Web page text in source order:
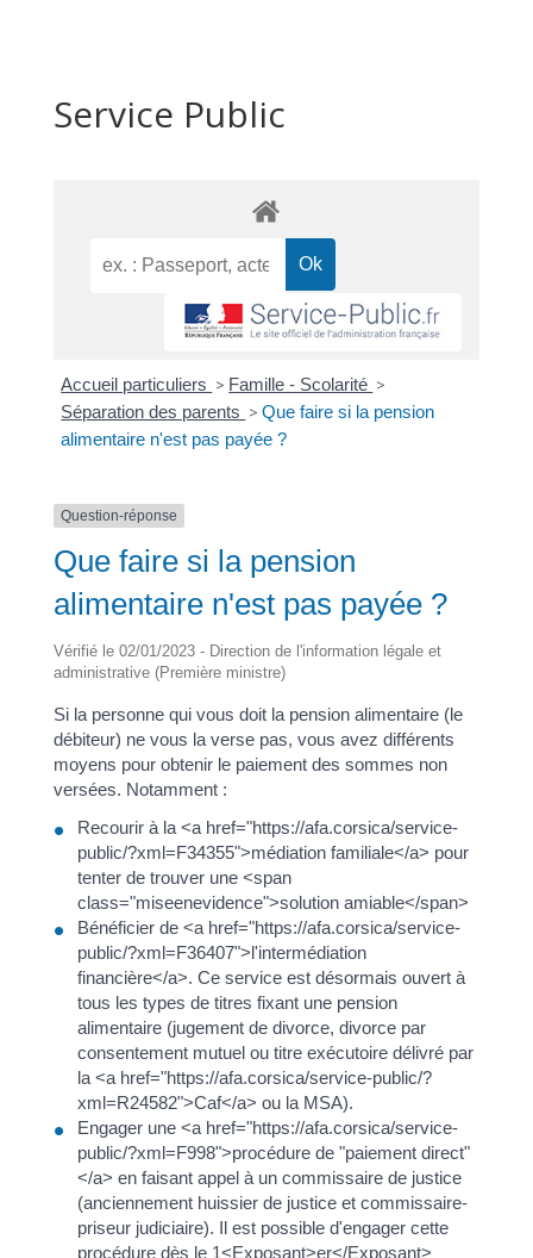
Service Public
Accueil particuliers > Famille - Scolarité >
Séparation des parents > Que faire si la pension
alimentaire n'est pas payée ?
Question-réponse
Que faire si la pension
alimentaire n'est pas payée ?
Vérifié le 02/01/2023 - Direction de l'information légale et
administrative (Première ministre)
Si la personne qui vous doit la pension alimentaire (le
débiteur) ne vous la verse pas, vous avez différents
moyens pour obtenir le paiement des sommes non
versées. Notamment :
Recourir à la <a href="https://afa.corsica/service-
public/?xml=F34355">médiation familiale</a> pour
tenter de trouver une <span
class="miseenevidence">solution amiable</span>
Bénéficier de <a href="https://afa.corsica/service-
public/?xml=F36407">l'intermédiation
financière</a>. Ce service est désormais ouvert à
tous les types de titres fixant une pension
alimentaire (jugement de divorce, divorce par
consentement mutuel ou titre exécutoire délivré par
la <a href="https://afa.corsica/service-public/?
xml=R24582">Caf</a> ou la MSA).
Engager une <a href="https://afa.corsica/service-
public/?xml=F998">procédure de "paiement direct"
</a> en faisant appel à un commissaire de justice
(anciennement huissier de justice et commissaire-
priseur judiciaire). Il est possible d'engager cette
procédure dès le 1<Exposant>er</Exposant>